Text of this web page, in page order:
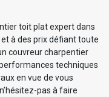
toit plat expert dans
à des prix défiant toute
couvreur charpentier
techniques
en vue de vous
pas à faire